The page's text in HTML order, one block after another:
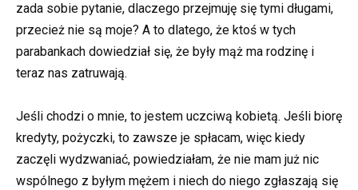
zada sobie pytanie, dlaczego przejmuję się tymi długami,
przecież nie są moje? A to dlatego, że ktoś w tych
parabankach dowiedział się, że były mąż ma rodzinę i
teraz nas zatruwają.
Jeśli chodzi o mnie, to jestem uczciwą kobietą. Jeśli biorę
kredyty, pożyczki, to zawsze je spłacam, więc kiedy
zaczęli wydzwaniać, powiedziałam, że nie mam już nic
wspólnego z byłym mężem i niech do niego zgłaszają się